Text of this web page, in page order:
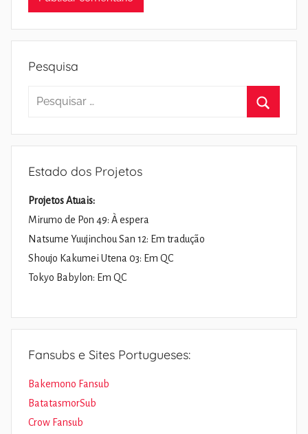
Pesquisa
Pesquisar
Estado dos Projetos
Projetos Atuais:
Mirumo de Pon 49: À espera
Natsume Yuujinchou San 12: Em tradução
Shoujo Kakumei Utena 03: Em QC
Tokyo Babylon: Em QC
Fansubs e Sites Portugueses:
Bakemono Fansub
BatatasmorSub
Crow Fansub